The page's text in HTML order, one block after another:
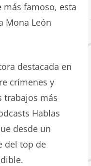
famoso, esta
Mona León
destacada en
crímenes y
trabajos más
Hablas
desde un
del top de